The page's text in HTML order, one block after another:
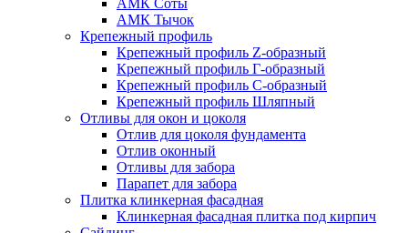
АМК Соты
АМК Тычок
Крепежный профиль
Крепежный профиль Z-образный
Крепежный профиль Г-образный
Крепежный профиль С-образный
Крепежный профиль Шляпный
Отливы для окон и цоколя
Отлив для цоколя фундамента
Отлив оконный
Отливы для забора
Парапет для забора
Плитка клинкерная фасадная
Клинкерная фасадная плитка под кирпич